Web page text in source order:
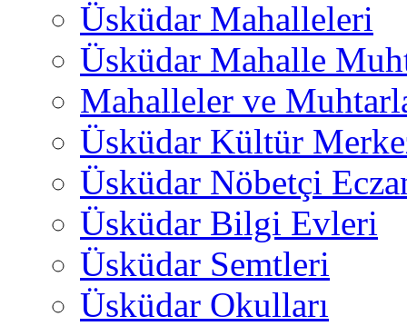
Üsküdar Mahalleleri
Üsküdar Mahalle
Mahalleler ve
Üsküdar Kültür
Üsküdar Nöbetçi
Üsküdar Bilgi Evleri
Üsküdar Semtleri
Üsküdar Okulları